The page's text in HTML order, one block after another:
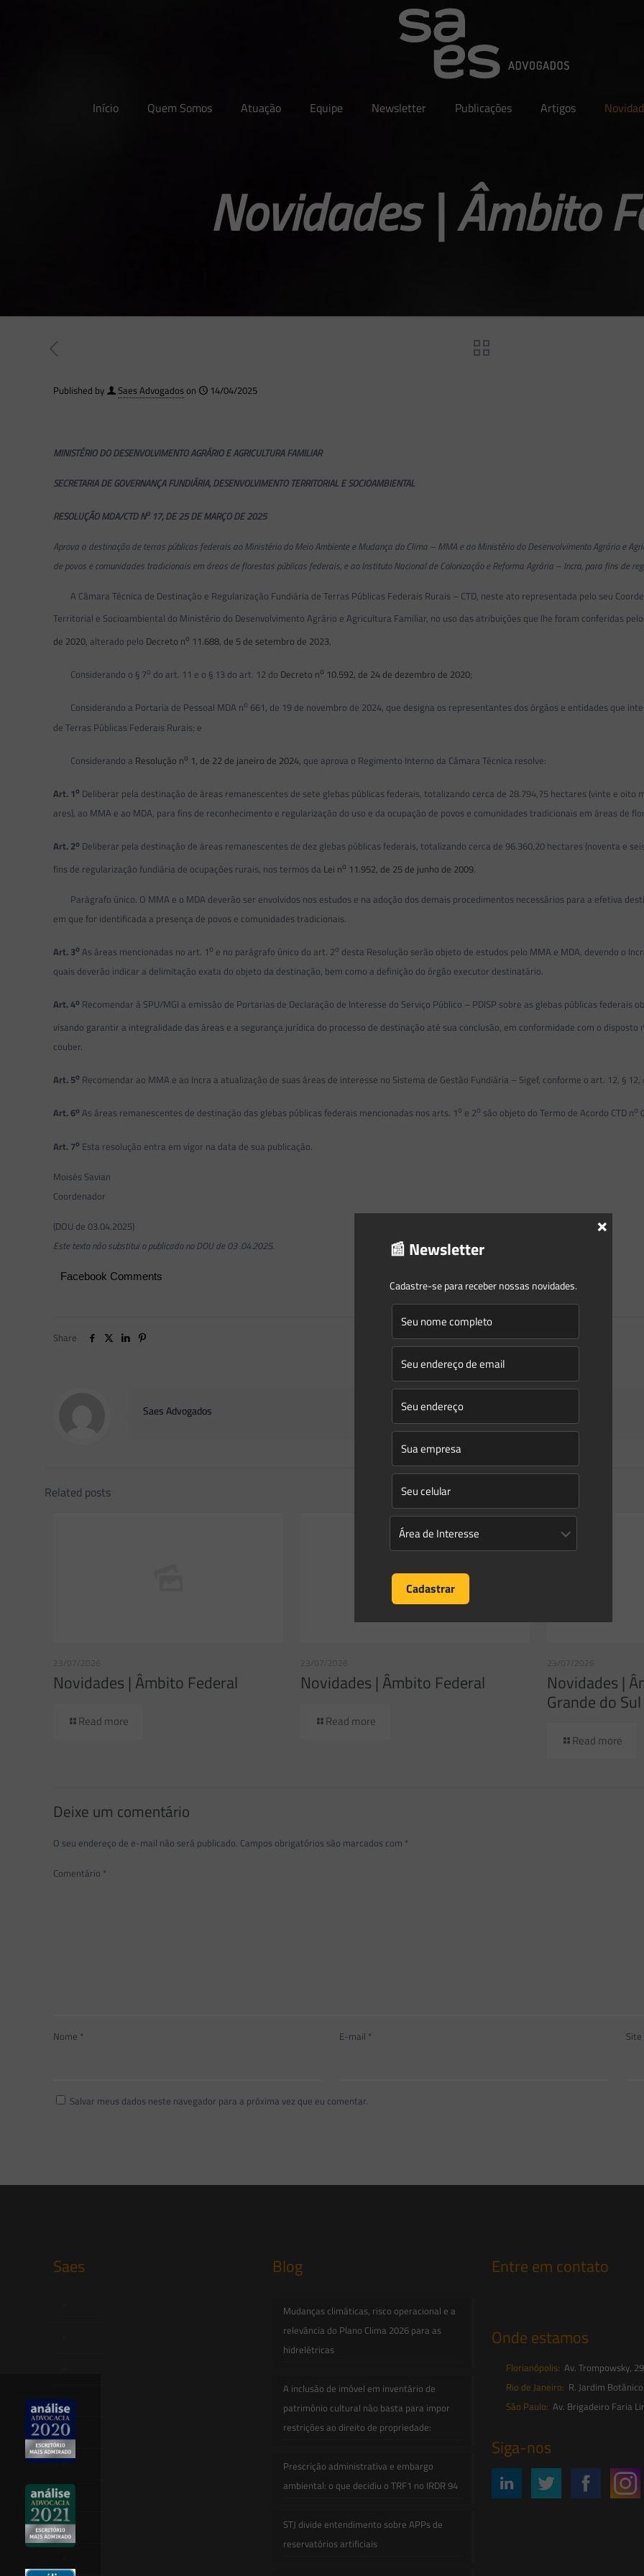
Início Quem Somos Atuação Equipe Newsletter Publicações Artigos
Novidades | Âmbito
Published by Saes Advogadoson 14/04/2025
MINISTÉRIO DO DESENVOLVIMENTO AGRÁRIO E AGRICULTURA FAMILIAR
SECRETARIA DE GOVERNANÇA FUNDIÁRIA, DESENVOLVIMENTO TERRITORIAL E SOCIOAMBIENTAL
RESOLUÇÃO MDA/CTD No17, DE 25 DE MARÇO DE 2025
Aprova a destinação de terras públicas federais ao Ministério do Meio Ambiente e Mudança do Clima – MMA e ao Ministério do Desenvolvimento Agrário e
de povos e comunidades tradicionais em áreas de florestas públicas federais, e ao Instituto Nacional de Colonização e Reforma Agrária – Incra, para fins de
A Câmara Técnica de Destinação e Regularização Fundiária de Terras Públicas Federais Rurais – CTD, neste ato representada pelo seu
Territorial e Socioambiental do Ministério do Desenvolvimento Agrário e Agricultura Familiar, no uso das atribuições que lhe foram conferidas
de 2020, alterado pelo Decreto no 11.688, de 5 de setembro de 2023,
Considerando o § 7o do art. 11 e o § 13 do art. 12 do Decreto no 10.592, de 24 de dezembro de 2020;
Considerando a Portaria de Pessoal MDA no 661, de 19 de novembro de 2024, que designa os representantes dos órgãos e entidades que
de Terras Públicas Federais Rurais; e
Considerando a Resolução no 1, de 22 de janeiro de 2024, que aprova o Regimento Interno da Câmara Técnica resolve:
Art. 1o Deliberar pela destinação de áreas remanescentes de sete glebas públicas federais, totalizando cerca de 28.794,75 hectares (vinte e
ares), ao MMA e ao MDA, para fins de reconhecimento e regularização do uso e da ocupação de povos e comunidades tradicionais em áreas de
Art. 2o Deliberar pela destinação de áreas remanescentes de dez glebas públicas federais, totalizando cerca de 96.360,20 hectares (noventa e
fins de regularização fundiária de ocupações rurais, nos termos da Lei no 11.952, de 25 de junho de 2009.
Parágrafo único. O MMA e o MDA deverão ser envolvidos nos estudos e na adoção dos demais procedimentos necessários para a efetiva
em que for identificada a presença de povos e comunidades tradicionais.
Art. 3o As áreas mencionadas no art. 1o e no parágrafo único do art. 2o desta Resolução serão objeto de estudos pelo MMA e MDA, devendo o
quais deverão indicar a delimitação exata do objeto da destinação, bem como a definição do órgão executor destinatário.
Art. 4o Recomendar à SPU/MGI a emissão de Portarias de Declaração de Interesse do Serviço Público – PDISP sobre as glebas públicas federais
visando garantir a integralidade das áreas e a segurança jurídica do processo de destinação até sua conclusão, em conformidade com o disposto
couber.
Art. 5o Recomendar ao MMA e ao Incra a atualização de suas áreas de interesse no Sistema de Gestão Fundiária – Sigef, conforme o art. 12, §
Art. 6o As áreas remanescentes de destinação das glebas públicas federais mencionadas nos arts. 1o e 2o são objeto do Termo de Acordo CTD no
Art. 7o Esta resolução entra em vigor na data de sua publicação.
Moisés Savian
Coordenador
(DOU de 03.04.2025)
Este texto não substitui o publicado no DOU de 03 .04.2025.
Facebook Comments
Share
Saes Advogados
Related posts
23/07/2026
Novidades | Âmbito Federal
Read more
23/07/2026
Novidades | Âmbito Federal
Read more
23/07/2026
Novidades |
Grande do Sul
Read more
Deixe um comentário
O seu endereço de e-mail não será publicado. Campos obrigatórios são marcados com *
Comentário *
Nome * E-mail * Site
Salvar meus dados neste navegador para a próxima vez que eu comentar.
Saes Blog
Mudanças climáticas, risco operacional e a
relevância do Plano Clima 2026 para as
hidrelétricas
A inclusão de imóvel em inventário de
patrimônio cultural não basta para impor
restrições ao direito de propriedade:
Prescrição administrativa e embargo
ambiental: o que decidiu o TRF1 no IRDR 94
STJ divide entendimento sobre APPs de
reservatórios artificiais
Entre em contato
Onde estamos
Florianópolis: Av. Trompowsky,
Rio de Janeiro: R. Jardim
São Paulo: Av. Brigadeiro Faria
Siga-nos
📰 Newsletter
Cadastre-se para receber nossas novidades.
×